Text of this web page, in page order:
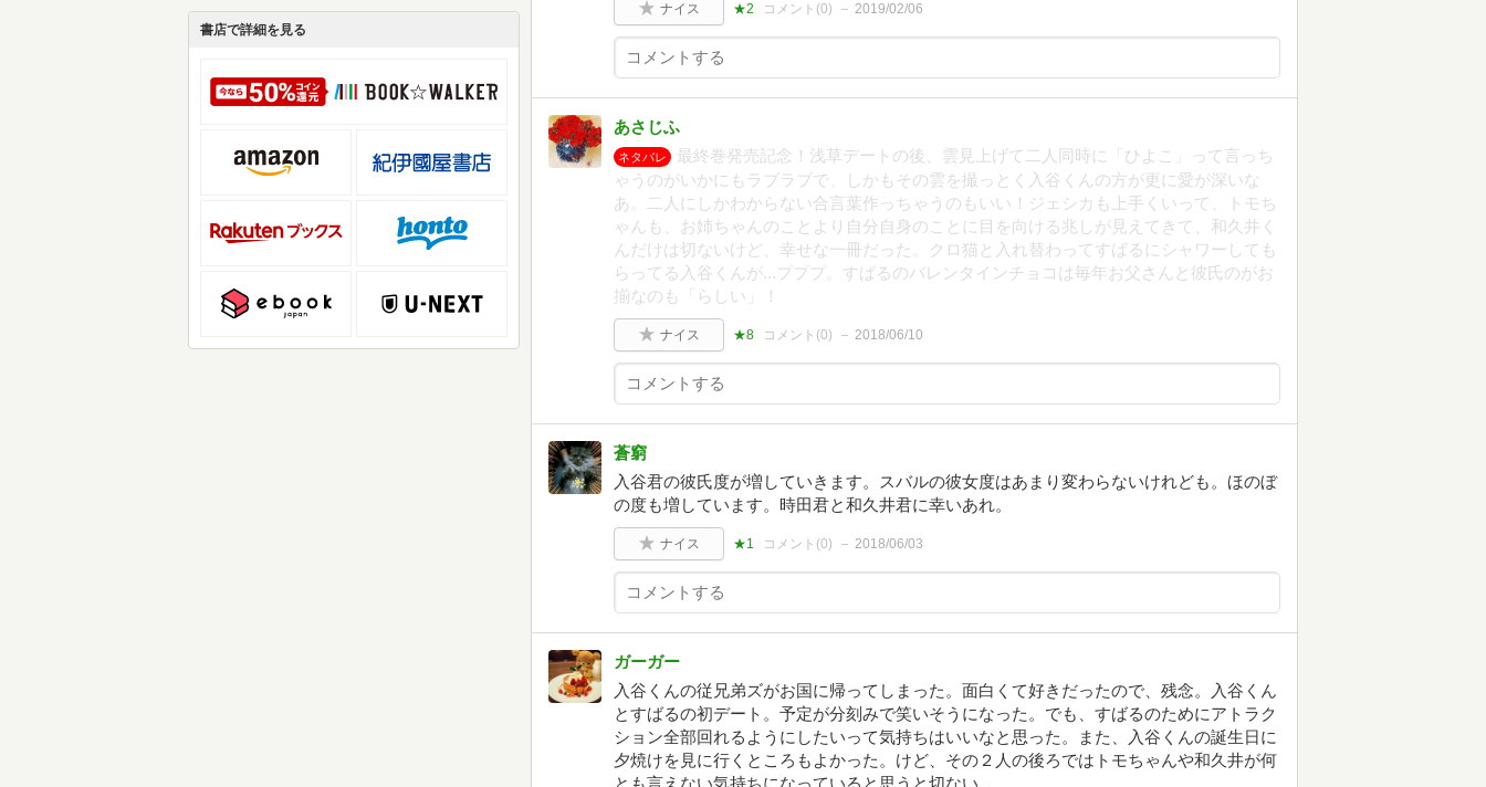
書店で詳細を見る
ナイス ★2 コメント(0) 2019/02/06
あさじふ
ネタバレ
最終巻発売記念！浅草デートの後、雲見上げて二人同時に「ひよこ」って言っち
ゃうのがいかにもラブラブで、しかもその雲を撮っとく入谷くんの方が更に愛が深いな
あ。二人にしかわからない合言葉作っちゃうのもいい！ジェシカも上手くいって、トモち
ゃんも、お姉ちゃんのことより自分自身のことに目を向ける兆しが見えてきて、和久井く
んだけは切ないけど、幸せな一冊だった。クロ猫と入れ替わってすばるにシャワーしても
らってる入谷くんが...プププ。すばるのバレンタインチョコは毎年お父さんと彼氏のがお
揃なのも「らしい」！
ナイス ★8 コメント(0) 2018/06/10
蒼窮
入谷君の彼氏度が増していきます。スバルの彼女度はあまり変わらないけれども。ほのぼ
の度も増しています。時田君と和久井君に幸いあれ。
ナイス ★1 コメント(0) 2018/06/03
ガーガー
入谷くんの従兄弟ズがお国に帰ってしまった。面白くて好きだったので、残念。入谷くん
とすばるの初デート。予定が分刻みで笑いそうになった。でも、すばるのためにアトラク
ション全部回れるようにしたいって気持ちはいいなと思った。また、入谷くんの誕生日に
夕焼けを見に行くところもよかった。けど、その２人の後ろではトモちゃんや和久井が何
とも言えない気持ちになっていると思うと切ない。